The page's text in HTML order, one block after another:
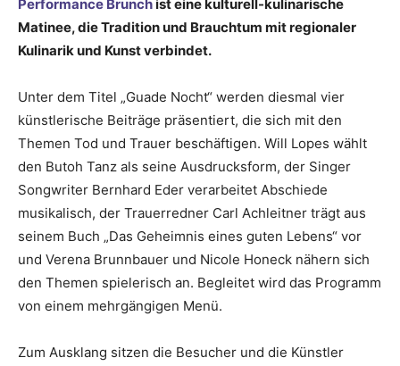
Performance Brunchist eine kulturell-kulinarische
Matinee, die Tradition und Brauchtum mit regionaler
Kulinarik und Kunst verbindet.
Unter dem Titel „Guade Nocht“ werden diesmal vier
künstlerische Beiträge präsentiert, die sich mit den
Themen Tod und Trauer beschäftigen. Will Lopes wählt
den Butoh Tanz als seine Ausdrucksform, der Singer
Songwriter Bernhard Eder verarbeitet Abschiede
musikalisch, der Trauerredner Carl Achleitner trägt aus
seinem Buch „Das Geheimnis eines guten Lebens“ vor
und Verena Brunnbauer und Nicole Honeck nähern sich
den Themen spielerisch an. Begleitet wird das Programm
von einem mehrgängigen Menü.
Zum Ausklang sitzen die Besucher und die Künstler